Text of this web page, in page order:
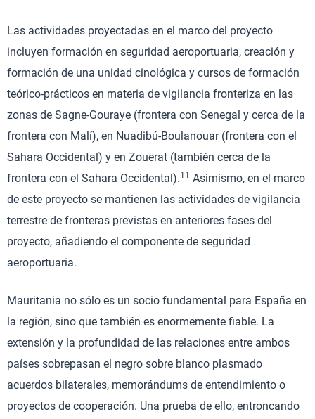
Las actividades proyectadas en el marco del proyecto
incluyen formación en seguridad aeroportuaria, creación y
formación de una unidad cinológica y cursos de formación
teórico-prácticos en materia de vigilancia fronteriza en las
zonas de Sagne-Gouraye (frontera con Senegal y cerca de la
frontera con Malí), en Nuadibú-Boulanouar (frontera con el
Sahara Occidental) y en Zouerat (también cerca de la
frontera con el Sahara Occidental).11 Asimismo, en el marco
de este proyecto se mantienen las actividades de vigilancia
terrestre de fronteras previstas en anteriores fases del
proyecto, añadiendo el componente de seguridad
aeroportuaria.
Mauritania no sólo es un socio fundamental para España en
la región, sino que también es enormemente fiable. La
extensión y la profundidad de las relaciones entre ambos
países sobrepasan el negro sobre blanco plasmado
acuerdos bilaterales, memorándums de entendimiento o
proyectos de cooperación. Una prueba de ello, entroncando